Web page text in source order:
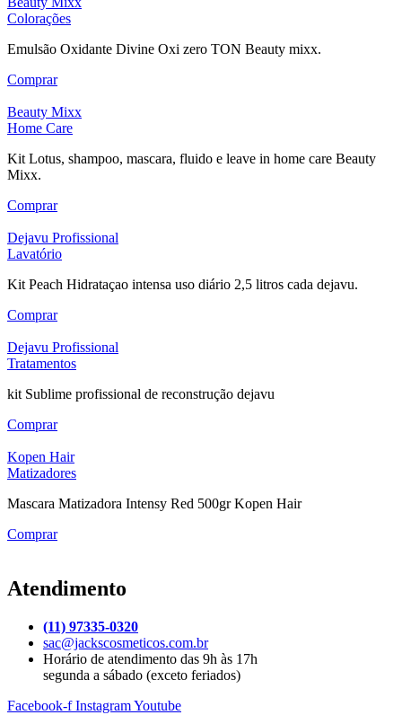
Colorações
Emulsão Oxidante Divine Oxi zero TON Beauty mixx.
Comprar
Beauty Mixx
Home Care
Kit Lotus, shampoo, mascara, fluido e leave in home care Beauty
Mixx.
Comprar
Dejavu Profissional
Lavatório
Kit Peach Hidrataçao intensa uso diário 2,5 litros cada dejavu.
Comprar
Dejavu Profissional
Tratamentos
kit Sublime profissional de reconstrução dejavu
Comprar
Kopen Hair
Matizadores
Mascara Matizadora Intensy Red 500gr Kopen Hair
Comprar
Atendimento
(11) 97335-0320
sac@jackscosmeticos.com.br
Horário de atendimento das 9h às 17h
segunda a sábado (exceto feriados)
Facebook-f InstagramYoutube